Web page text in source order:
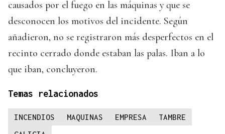
causados por el fuego en las máquinas y que se
desconocen los motivos del incidente. Según
añadieron, no se registraron más desperfectos en el
recinto cerrado donde estaban las palas. Iban a lo
que iban, concluyeron.
Temas relacionados
INCENDIOS MAQUINAS EMPRESA
TAMBRE